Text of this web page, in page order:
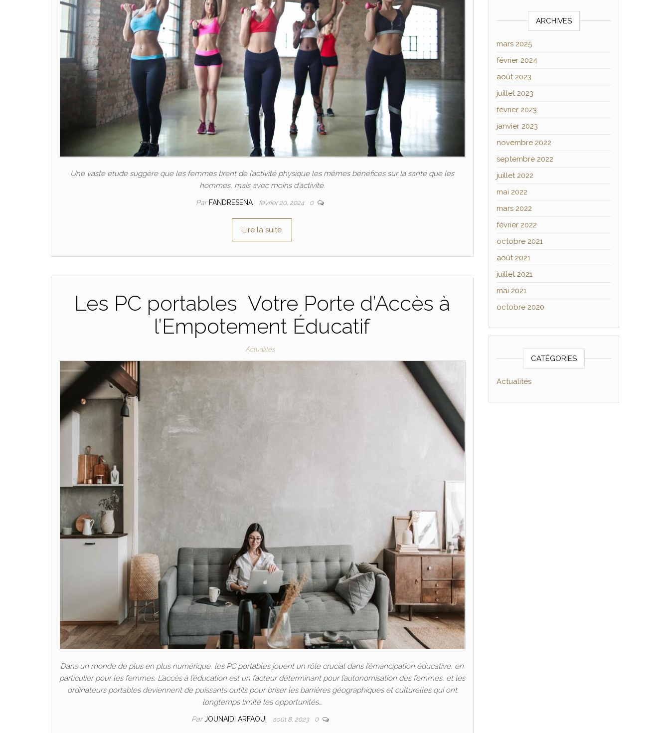
Une vaste étude suggère que les femmes tirent de l’activité physique les mêmes bénéfices sur la santé que les
hommes, mais avec moins d’activité.
Par FANDRESENA février 20, 2024 0
Lire la suite
Les PC portables Votre Porte d’Accès à
l’Empotement Éducatif
Actualités
Dans un monde de plus en plus numérique, les PC portables jouent un rôle crucial dans l’émancipation éducative, en
particulier pour les femmes. L’accès à l’éducation est un facteur déterminant pour l’autonomisation des femmes, et les
ordinateurs portables deviennent de puissants outils pour briser les barrières géographiques et culturelles qui ont
longtemps limité les opportunités…
ParJOUNAIDI ARFAOUI août 8, 2023 0
ARCHIVES
mars 2025
février 2024
août 2023
juillet 2023
février 2023
janvier 2023
novembre 2022
septembre 2022
juillet 2022
mai 2022
mars 2022
février 2022
octobre 2021
août 2021
juillet 2021
mai 2021
octobre 2020
CATÉGORIES
Actualités